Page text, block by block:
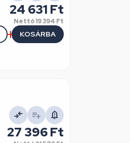
24 631 Ft
Nettó19 394 Ft
KOSÁRBA
27 396 Ft